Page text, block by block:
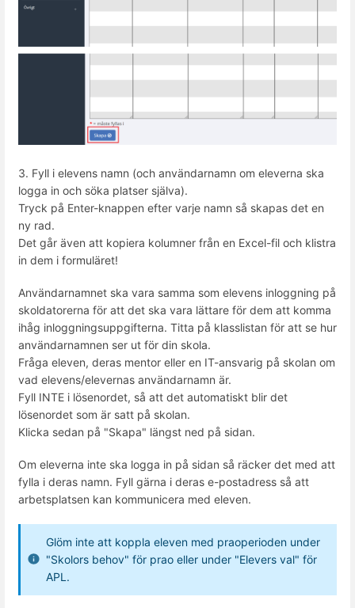
3. Fyll i elevens namn (och användarnamn om eleverna ska
logga in och söka platser själva).
Tryck på Enter-knappen efter varje namn så skapas det en
ny rad.
Det går även att kopiera kolumner från en Excel-fil och klistra
in dem i formuläret!
Användarnamnet ska vara samma som elevens inloggning på
skoldatorerna för att det ska vara lättare för dem att komma
ihåg inloggningsuppgifterna. Titta på klasslistan för att se hur
användarnamnen ser ut för din skola.
Fråga eleven, deras mentor eller en IT-ansvarig på skolan om
vad elevens/elevernas användarnamn är.
Fyll INTE i lösenordet, så att det automatiskt blir det
lösenordet som är satt på skolan.
Klicka sedan på "Skapa" längst ned på sidan.
Om eleverna inte ska logga in på sidan så räcker det med att
fylla i deras namn. Fyll gärna i deras e-postadress så att
arbetsplatsen kan kommunicera med eleven.
Glöm inte att koppla eleven med praoperioden under
"Skolors behov" för prao eller under "Elevers val" för
APL.